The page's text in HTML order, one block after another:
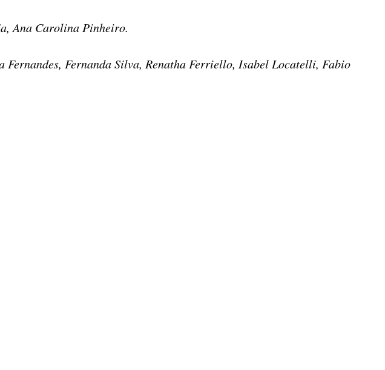
Ana Carolina Pinheiro.
Fernandes, Fernanda Silva, Renatha Ferriello, Isabel Locatelli, Fabio